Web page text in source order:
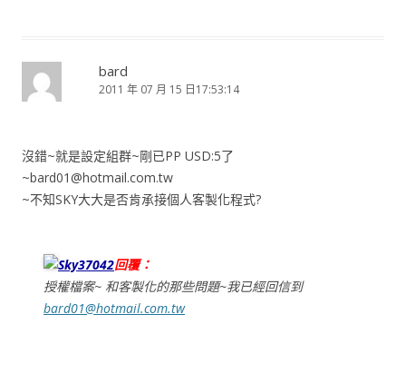
bard
2011 年 07 月 15 日17:53:14
沒錯~就是設定組群~剛已PP USD:5了
~bard01@hotmail.com.tw
~不知SKY大大是否肯承接個人客製化程式?
Sky37042回覆：
授權檔案~ 和客製化的那些問題~我已經回信到
bard01@hotmail.com.tw